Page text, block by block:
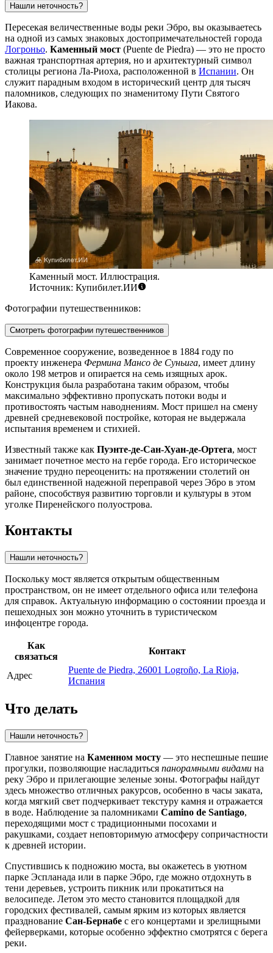
Нашли неточность?
Пересекая величественные воды реки Эбро, вы оказываетесь
на одной из самых знаковых достопримечательностей города
Логроньо. Каменный мост (Puente de Piedra) — это не просто
важная транспортная артерия, но и архитектурный символ
столицы региона Ла-Риоха, расположенной в Испании. Он
служит парадным входом в исторический центр для тысяч
паломников, следующих по знаменитому Пути Святого
Иакова.
Каменный мост. Иллюстрация.
Источник: Купибилет.ИИ
Фотографии путешественников:
Смотреть фотографии путешественников
Современное сооружение, возведенное в 1884 году по
проекту инженера Фермина Мансо де Суньига, имеет длину
около 198 метров и опирается на семь изящных арок.
Конструкция была разработана таким образом, чтобы
максимально эффективно пропускать потоки воды и
противостоять частым наводнениям. Мост пришел на смену
древней средневековой постройке, которая не выдержала
испытания временем и стихией.
Известный также как Пуэнте-де-Сан-Хуан-де-Ортега, мост
занимает почетное место на гербе города. Его историческое
значение трудно переоценить: на протяжении столетий он
был единственной надежной переправой через Эбро в этом
районе, способствуя развитию торговли и культуры в этом
уголке Пиренейского полуострова.
Контакты
Нашли неточность?
Поскольку мост является открытым общественным
пространством, он не имеет отдельного офиса или телефона
для справок. Актуальную информацию о состоянии проезда и
пешеходных зон можно уточнить в туристическом
инфоцентре города.
Как
связаться
Контакт
Адрес
Puente de Piedra, 26001 Logroño, La Rioja,
Испания
Что делать
Нашли неточность?
Главное занятие на Каменном мосту — это неспешные пешие
прогулки, позволяющие насладиться панорамными видами на
реку Эбро и прилегающие зеленые зоны. Фотографы найдут
здесь множество отличных ракурсов, особенно в часы заката,
когда мягкий свет подчеркивает текстуру камня и отражается
в воде. Наблюдение за паломниками Camino de Santiago,
переходящими мост с традиционными посохами и
ракушками, создает неповторимую атмосферу сопричастности
к древней истории.
Спустившись к подножию моста, вы окажетесь в уютном
парке Эспланада или в парке Эбро, где можно отдохнуть в
тени деревьев, устроить пикник или прокатиться на
велосипеде. Летом это место становится площадкой для
городских фестивалей, самым ярким из которых является
празднование Сан-Бернабе с его концертами и зрелищными
фейерверками, которые особенно эффектно смотрятся с берега
реки.